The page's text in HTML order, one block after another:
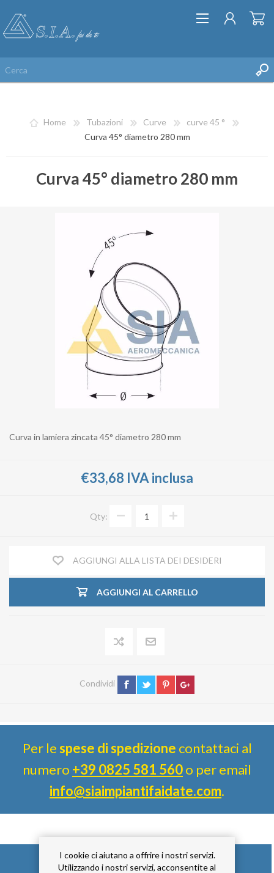
REGISTRATI
Home Tubazioni Curve
curve 45 °
Curva 45° diametro 280 mm
Curva 45° diametro 280 mm
Curva in lamiera zincata 45° diametro 280 mm
€33,68 IVA inclusa
Qty:
AGGIUNGI ALLA LISTA DEI DESIDERI
AGGIUNGI AL CARRELLO
Condividi
Per lespese di spedizione contattaci al
numero +39 0825 581 560o per email
info@siaimpiantifaidate.com.
DESCRIZIONE
I cookie ci aiutano a offrire i nostri servizi.
Utilizzando i nostri servizi, acconsentite al